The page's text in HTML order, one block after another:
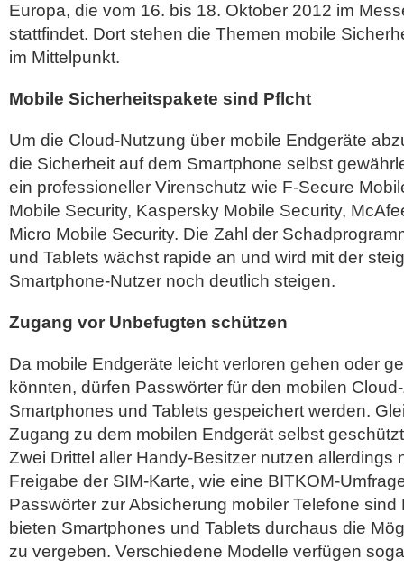
Europa, die vom 16. bis 18. Oktober 2012 im
stattfindet. Dort stehen die Themen mobile
im Mittelpunkt.
Mobile Sicherheitspakete sind Pflcht
Um die Cloud-Nutzung über mobile Endgeräte
die Sicherheit auf dem Smartphone selbst
ein professioneller Virenschutz wie F-Secure
Mobile Security, Kaspersky Mobile Security,
Micro Mobile Security. Die Zahl der
und Tablets wächst rapide an und wird mit der
Smartphone-Nutzer noch deutlich steigen.
Zugang vor Unbefugten schützen
Da mobile Endgeräte leicht verloren gehen oder
könnten, dürfen Passwörter für den mobilen
Smartphones und Tablets gespeichert werden.
Zugang zu dem mobilen Endgerät selbst
Zwei Drittel aller Handy-Besitzer nutzen allerdings
Freigabe der SIM-Karte, wie eine BITKOM-
Passwörter zur Absicherung mobiler Telefone
bieten Smartphones und Tablets durchaus die
zu vergeben. Verschiedene Modelle verfügen